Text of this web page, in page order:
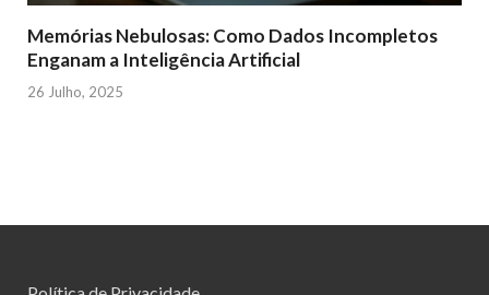
Memórias Nebulosas: Como Dados Incompletos
Enganam a Inteligência Artificial
26 Julho, 2025